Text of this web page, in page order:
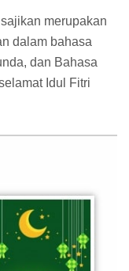
merupakan
dalam bahasa
dan Bahasa
Idul Fitri